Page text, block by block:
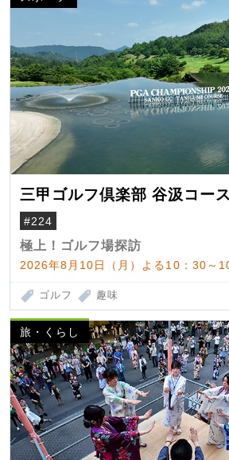
三甲ゴルフ倶楽部 谷汲コー
#224
極上！ゴルフ場探訪
2026年8月10日（月）よる10：30～
ゴルフ 趣味
旅・くらし